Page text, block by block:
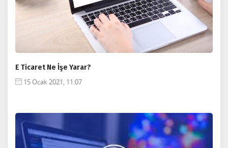
E Ticaret Ne İşe Yarar?
15 Ocak 2021, 11:07